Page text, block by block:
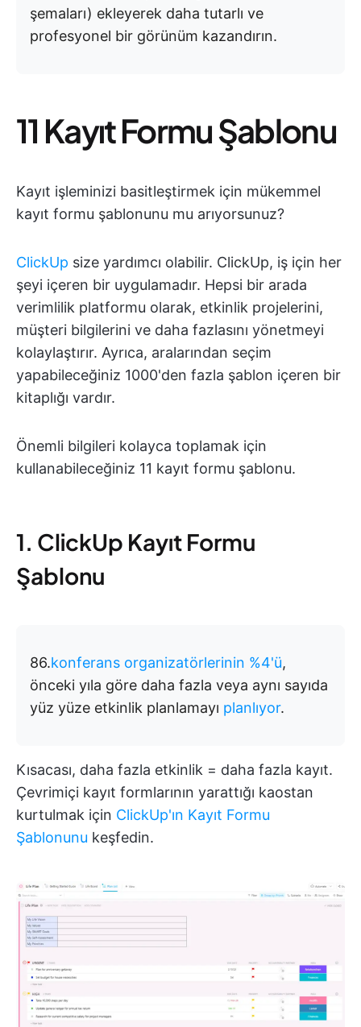
şemaları) ekleyerek daha tutarlı ve
profesyonel bir görünüm kazandırın.
11 Kayıt Formu Şablonu
Kayıt işleminizi basitleştirmek için mükemmel
kayıt formu şablonunu mu arıyorsunuz?
ClickUp size yardımcı olabilir. ClickUp, iş için her
şeyi içeren bir uygulamadır. Hepsi bir arada
verimlilik platformu olarak, etkinlik projelerini,
müşteri bilgilerini ve daha fazlasını yönetmeyi
kolaylaştırır. Ayrıca, aralarından seçim
yapabileceğiniz 1000'den fazla şablon içeren bir
kitaplığı vardır.
Önemli bilgileri kolayca toplamak için
kullanabileceğiniz 11 kayıt formu şablonu.
1. ClickUp Kayıt Formu
Şablonu
86.konferans organizatörlerinin %4'ü,
önceki yıla göre daha fazla veya aynı sayıda
yüz yüze etkinlik planlamayı planlıyor.
Kısacası, daha fazla etkinlik = daha fazla kayıt.
Çevrimiçi kayıt formlarının yarattığı kaostan
kurtulmak için ClickUp'ın Kayıt Formu
Şablonunu keşfedin.